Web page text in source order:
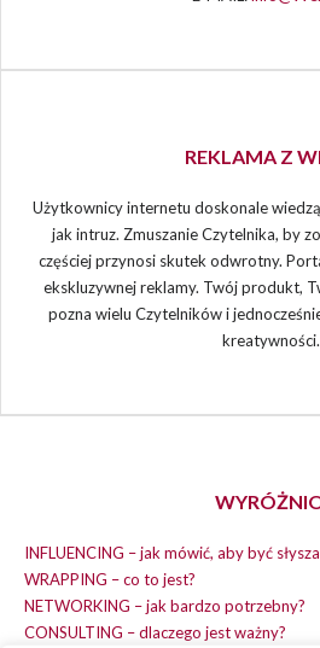
REKLAMA Z
Użytkownicy internetu doskonale
jak intruz. Zmuszanie Czytelnika, by
częściej przynosi skutek odwrotny.
ekskluzywnej reklamy. Twój produkt,
pozna wielu Czytelników i
kreatywności.
INFLUENCING – jak mówić, aby być
WRAPPING – co to jest?
NETWORKING – jak bardzo potrzebny?
CONSULTING – dlaczego jest ważny?